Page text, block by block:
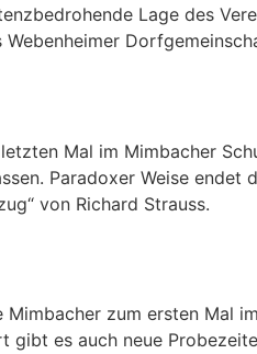
Lage des
Mal im Mimbacher
Paradoxer Weise endet
von Richard Strauss.
zum ersten Mal im
gibt es auch neue